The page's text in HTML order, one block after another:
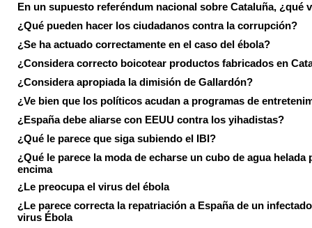
En un supuesto referéndum nacional sobre Cataluña, ¿qué
¿Qué pueden hacer los ciudadanos contra la corrupción?
¿Se ha actuado correctamente en el caso del ébola?
¿Considera correcto boicotear productos fabricados en
¿Considera apropiada la dimisión de Gallardón?
¿Ve bien que los políticos acudan a programas de
¿España debe aliarse con EEUU contra los yihadistas?
¿Qué le parece que siga subiendo el IBI?
¿Qué le parece la moda de echarse un cubo de agua helada
encima
¿Le preocupa el virus del ébola
¿Le parece correcta la repatriación a España de un
virus Ébola